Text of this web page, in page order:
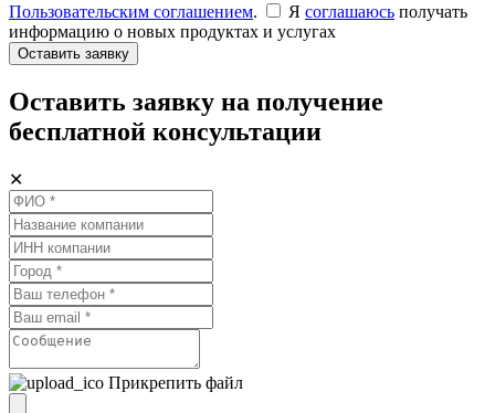
Пользовательским соглашением. Я соглашаюсь получать
информацию о новых продуктах и услугах
Оставить заявку
Оставить заявку на получение
бесплатной консультации
✕
Прикрепить файл